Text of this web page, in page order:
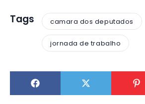
Tags camara dos deputados
jornada de trabalho